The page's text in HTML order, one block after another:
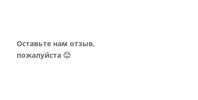
Оставьте нам отзыв,
пожалуйста 🙂